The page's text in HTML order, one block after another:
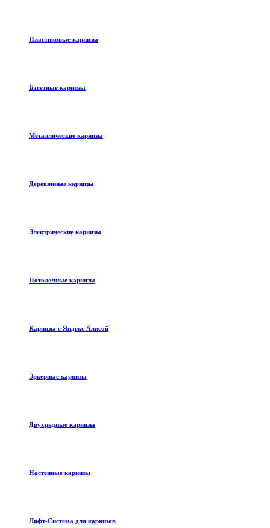
Пластиковые карнизы
Багетные карнизы
Металлические карнизы
Деревянные карнизы
Электрические карнизы
Потолочные карнизы
Карнизы с Яндекс Алисой
Эркерные карнизы
Двухрядные карнизы
Настенные карнизы
Лифт-Система для карнизов